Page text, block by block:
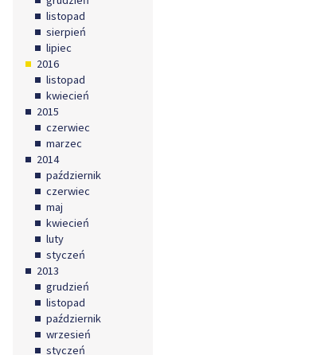
listopad
sierpień
lipiec
2016
listopad
kwiecień
2015
czerwiec
marzec
2014
październik
czerwiec
maj
kwiecień
luty
styczeń
2013
grudzień
listopad
październik
wrzesień
styczeń